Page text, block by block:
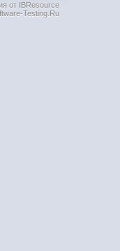
от IBResource
Testing.Ru